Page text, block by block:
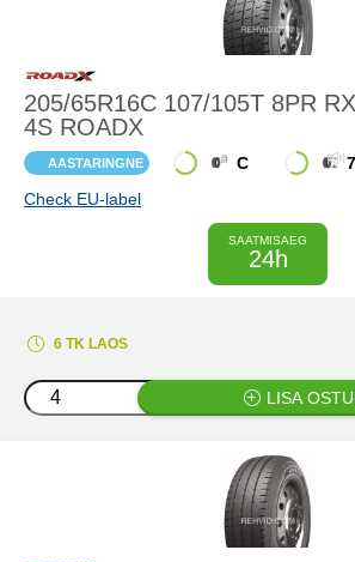
205/65R16C 107/105T 8PR
4S ROADX
AASTARINGNE C
Check EU-label
SAATMISAEG
24h
6 TK LAOS
LISA